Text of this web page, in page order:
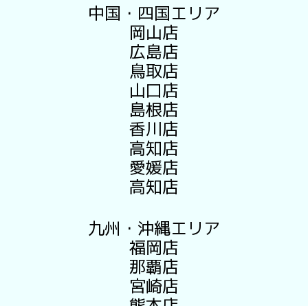
中国・四国エリア
岡山店
広島店
鳥取店
山口店
島根店
香川店
高知店
愛媛店
高知店
九州・沖縄エリア
福岡店
那覇店
宮崎店